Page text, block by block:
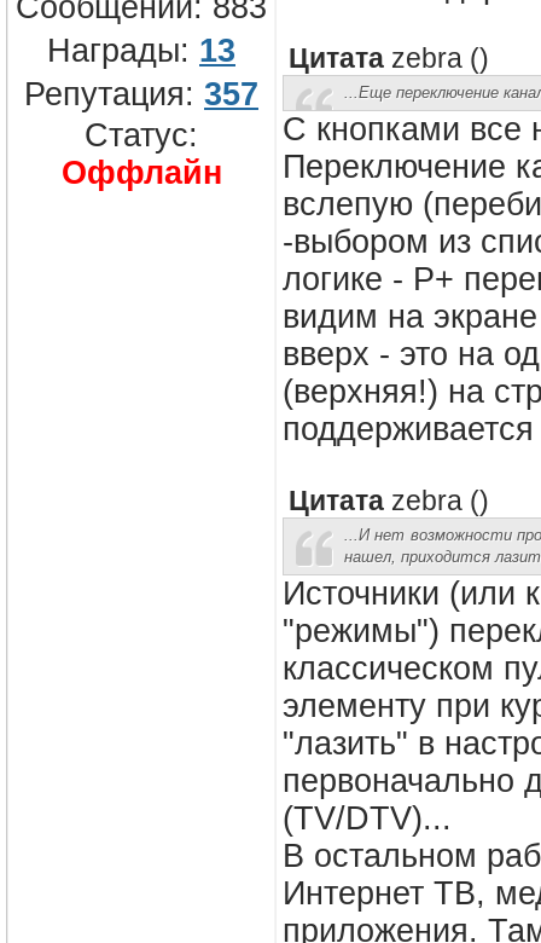
Награды: 13
Репутация: 357
Статус:
Оффлайн
Цитата zebra ()
...Еще переключение
С кнопками все
Переключение
вслепую
-выбором из
логике - P+
видим на
вверх - это на
(верхняя!) на
Цитата zebra ()
...И нет возможности
нашел, приходится
Источники (или
"режимы")
классическом
элементу при
"лазить" в
первоначально
(TV/DTV)...
В остальном
Интернет ТВ,
приложения.